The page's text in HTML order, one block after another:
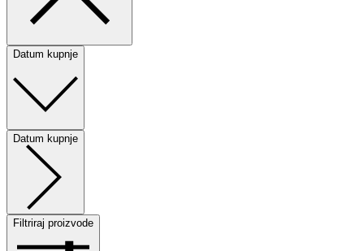
Datum kupnje
Datum kupnje
Filtriraj proizvode